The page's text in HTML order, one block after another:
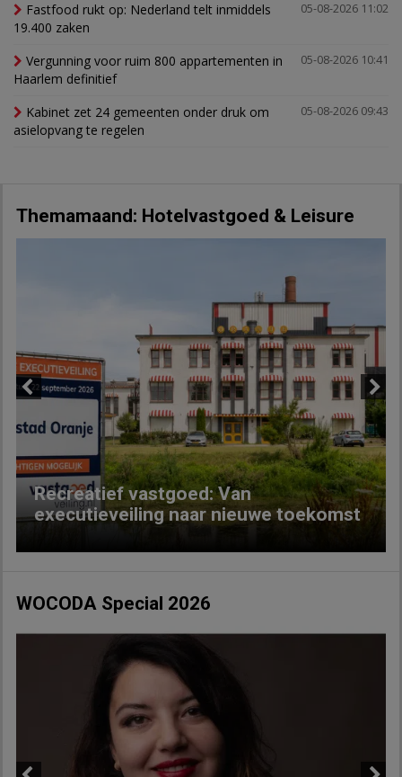
05-08-2026 11:02
Fastfood rukt op: Nederland telt inmiddels
19.400 zaken
05-08-2026 10:41
Vergunning voor ruim 800 appartementen in
Haarlem definitief
05-08-2026 09:43
Kabinet zet 24 gemeenten onder druk om
asielopvang te regelen
Themamaand: Hotelvastgoed & Leisure
Recreatief vastgoed: Van
executieveiling naar nieuwe toekomst
Next
WOCODA Special 2026